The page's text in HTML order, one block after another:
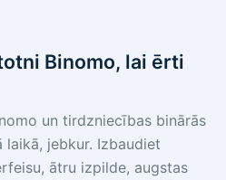
Binomo, lai ērti
un tirdzniecības binārās
laikā, jebkur. Izbaudiet
ātru izpilde, augstas